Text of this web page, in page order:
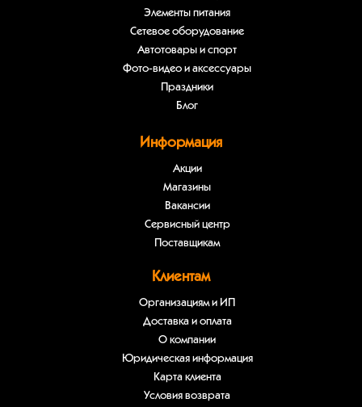
Элементы питания
Сетевое оборудование
Автотовары и спорт
Фото-видео и аксессуары
Праздники
Блог
Информация
Акции
Магазины
Вакансии
Сервисный центр
Поставщикам
Клиентам
Организациям и ИП
Доставка и оплата
О компании
Юридическая информация
Карта клиента
Условия возврата